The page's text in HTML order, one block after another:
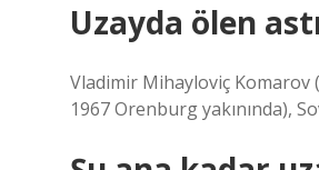
Uzayda ölen
Vladimir Mihayloviç
1967 Orenburg yakınında),